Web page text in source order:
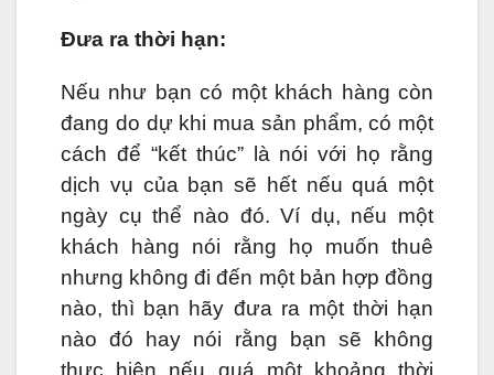
Đưa ra thời hạn:
Nếu như bạn có một khách hàng còn
đang do dự khi mua sản phẩm, có một
cách để “kết thúc” là nói với họ rằng
dịch vụ của bạn sẽ hết nếu quá một
ngày cụ thể nào đó. Ví dụ, nếu một
khách hàng nói rằng họ muốn thuê
nhưng không đi đến một bản hợp đồng
nào, thì bạn hãy đưa ra một thời hạn
nào đó hay nói rằng bạn sẽ không
thực hiện nếu quá một khoảng thời